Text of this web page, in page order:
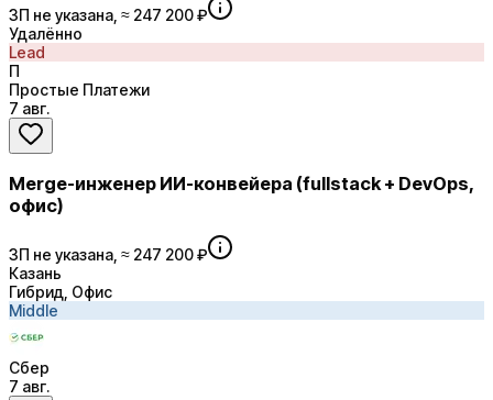
ЗП не указана, ≈ 247 200 ₽
Удалённо
Lead
П
Простые Платежи
7 авг.
Merge-инженер ИИ-конвейера (fullstack + DevOps,
офис)
ЗП не указана, ≈ 247 200 ₽
Казань
Гибрид, Офис
Middle
Сбер
7 авг.